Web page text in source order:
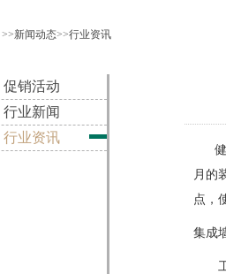
>>新闻动态>>行业资讯
促销活动
行业新闻
行业资讯
健
月的
点，
集成
工